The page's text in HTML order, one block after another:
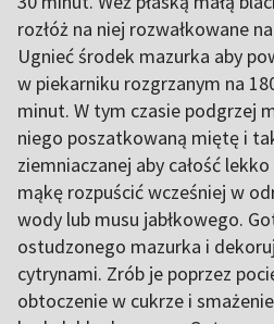
rozłóż na niej rozwałkowane
Ugnieć środek mazurka aby
w piekarniku rozgrzanym na
minut. W tym czasie podgrzej
niego poszatkowaną miętę i
ziemniaczanej aby całość
mąkę rozpuścić wcześniej w
wody lub musu jabłkowego.
ostudzonego mazurka i
cytrynami. Zrób je poprzez
obtoczenie w cukrze i